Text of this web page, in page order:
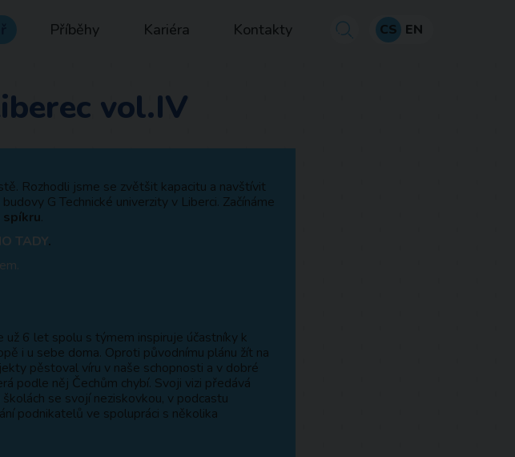
Příběhy Kariéra Kontakty CS EN
vol.IV
Rozhodli jsme se zvětšit kapacitu a navštívit
G Technické univerzity v Liberci. Začínáme
.
TADY.
6 let spolu s týmem inspiruje účastníky k
i u sebe doma. Oproti původnímu plánu žít na
pěstoval víru v naše schopnosti a v dobré
podle něj Čechům chybí. Svoji vizi předává
se svojí neziskovkou, v podcastu
podnikatelů ve spolupráci s několika